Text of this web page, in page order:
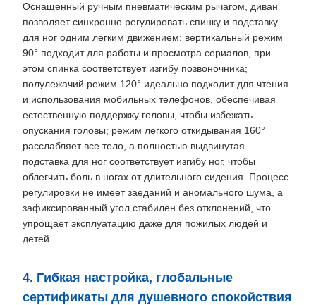
Оснащенный ручным пневматическим рычагом, диван
позволяет синхронно регулировать спинку и подставку
для ног одним легким движением: вертикальный режим
90° подходит для работы и просмотра сериалов, при
этом спинка соответствует изгибу позвоночника;
полулежачий режим 120° идеально подходит для чтения
и использования мобильных телефонов, обеспечивая
естественную поддержку головы, чтобы избежать
опускания головы; режим легкого откидывания 160°
расслабляет все тело, а полностью выдвинутая
подставка для ног соответствует изгибу ног, чтобы
облегчить боль в ногах от длительного сидения. Процесс
регулировки не имеет заеданий и аномального шума, а
зафиксированный угол стабилен без отклонений, что
упрощает эксплуатацию даже для пожилых людей и
детей.
4. Гибкая настройка, глобальные
сертификаты для душевного спокойствия